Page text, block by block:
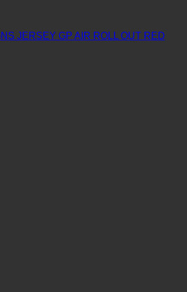
JERSEY GP AIR ROLL OUT RED